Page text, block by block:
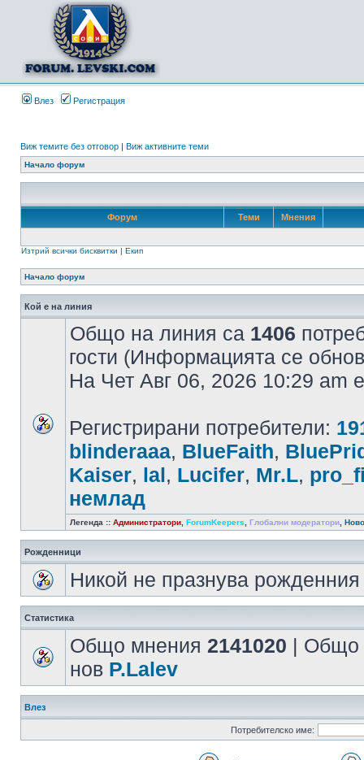
Влез Регистрация
Виж темите без отговор | Виж активните теми
Начало форум
Форум Теми Мнения
Изтрий всички бисквитки | Екип
Начало форум
Кой е на линия
Общо на линия са 1406
гости (Информацията се
На Чет Авг 06, 2026 10:29
Регистрирани потребители:
blinderaaa, BlueFaith,
Kaiser, lal, Lucifer, Mr.L,
немлад
Легенда :: Администратори ForumKeepers Глобални модератори
Рожденници
Никой не празнува
Статистика
Общо мнения 2141020 | Общо
нов P.Lalev
Влез
Потребителско име: